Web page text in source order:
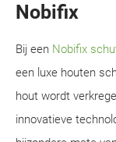
Nobifix
Bij een Nobifix
een luxe houten
hout wordt
innovatieve